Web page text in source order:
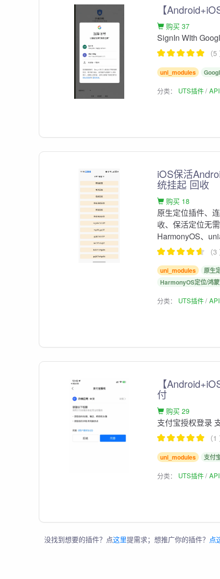
【
购买 37
SignIn WIth
（
uni_modules
分类： UTS插件
iOS保活
统挂起 回收
购买 18
原生定位插件、
收、保活定位无
HarmonyOS、
（
uni_modules
原生
HarmonyOS定位/鸿
分类： UTS插件
【
付
购买 29
支付宝授权登录
（
uni_modules 支付
分类： UTS插件
没找到想要的插件？点这里提需求；想推广你的插件？ 点